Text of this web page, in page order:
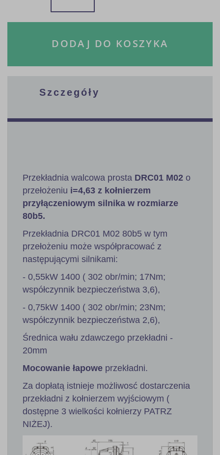
DODAJ DO KOSZYKA
Szczegóły
Przekładnia walcowa prosta DRC01 M02 o
przełożeniu i=4,63 z kołnierzem
przyłączeniowym silnika w rozmiarze
80b5.
Przekładnia DRC01 M02 80b5 w tym
przełożeniu może współpracować z
następującymi silnikami:
- 0,55kW 1400 ( 302 obr/min; 17Nm;
współczynnik bezpieczeństwa 3,6),
- 0,75kW 1400 ( 302 obr/min; 23Nm;
współczynnik bezpieczeństwa 2,6),
Średnica wału zdawczego przekładni -
20mm
Mocowanie łapowe przekładni.
Za dopłatą istnieje możliwosć dostarczenia
przekładni z kołnierzem wyjściowym (
dostępne 3 wielkości kołnierzy PATRZ
NIŻEJ).